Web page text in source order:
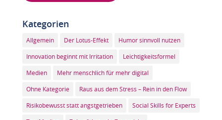
Kategorien
Allgemein Der Lotus-Effekt Humor sinnvoll nutzen
Innovation beginnt mit Irritation Leichtigkeitsformel
Medien Mehr menschlich für mehr digital
Ohne Kategorie Raus aus dem Stress – Rein in den Flow
Risikobewusst statt angstgetrieben Social Skills for Experts